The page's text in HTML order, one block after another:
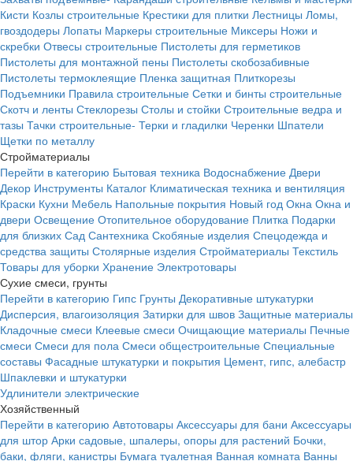
Кисти Козлы строительные Крестики для плитки Лестницы Ломы,
гвоздодеры Лопаты Маркеры строительные Миксеры Ножи и
скребки Отвесы строительные Пистолеты для герметиков
Пистолеты для монтажной пены Пистолеты скобозабивные
Пистолеты термоклеящие Пленка защитная Плиткорезы
Подъемники Правила строительные Сетки и бинты строительные
Скотч и ленты Стеклорезы Столы и стойки Строительные ведра и
тазы Тачки строительные- Терки и гладилки Черенки Шпатели
Щетки по металлу
Стройматериалы
Перейти в категорию Бытовая техника Водоснабжение Двери
Декор Инструменты Каталог Климатическая техника и вентиляция
Краски Кухни Мебель Напольные покрытия Новый год Окна Окна и
двери Освещение Отопительное оборудование Плитка Подарки
для близких Сад Сантехника Скобяные изделия Спецодежда и
средства защиты Столярные изделия Стройматериалы Текстиль
Товары для уборки Хранение Электротовары
Сухие смеси, грунты
Перейти в категорию Гипс Грунты Декоративные штукатурки
Дисперсия, влагоизоляция Затирки для швов Защитные материалы
Кладочные смеси Клеевые смеси Очищающие материалы Печные
смеси Смеси для пола Смеси общестроительные Специальные
составы Фасадные штукатурки и покрытия Цемент, гипс, алебастр
Шпаклевки и штукатурки
Удлинители электрические
Хозяйственный
Перейти в категорию Автотовары Аксессуары для бани Аксессуары
для штор Арки садовые, шпалеры, опоры для растений Бочки,
баки, фляги, канистры Бумага туалетная Ванная комната Ванны